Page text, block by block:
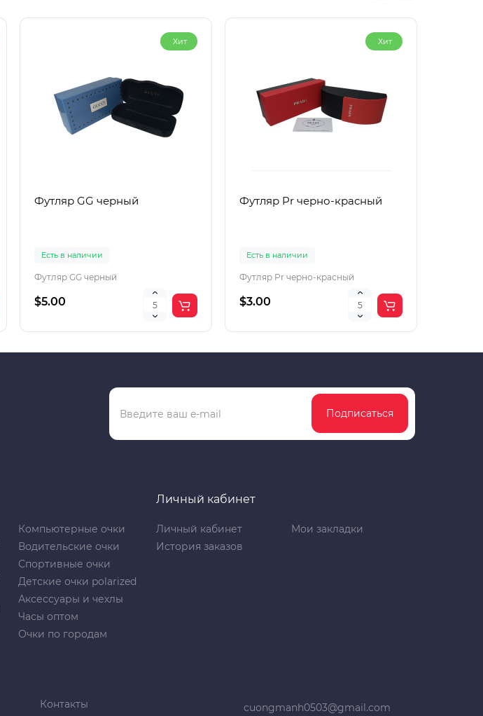
Хит
Футляр GG черный
Есть в наличии
Футляр GG черный
$5.00
Хит
Футляр Pr черно-красный
Есть в наличии
Футляр Pr черно-красный
$3.00
Подписаться
Компьютерные очки
Водительские очки
Спортивные очки
Детские очки polarized
Аксессуары и чехлы
Часы оптом
Очки по городам
Личный кабинет
Личный кабинет
История заказов
Мои закладки
Контакты cuongmanh0503@gmail.com